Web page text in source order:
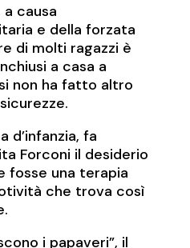
causa
e della forzata
di molti ragazzi è
a casa a
non ha fatto altro
d’infanzia, fa
Forconi il desiderio
fosse una terapia
che trova così
i papaveri”, il